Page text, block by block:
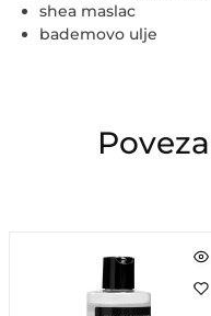
shea maslac
bademovo ulje